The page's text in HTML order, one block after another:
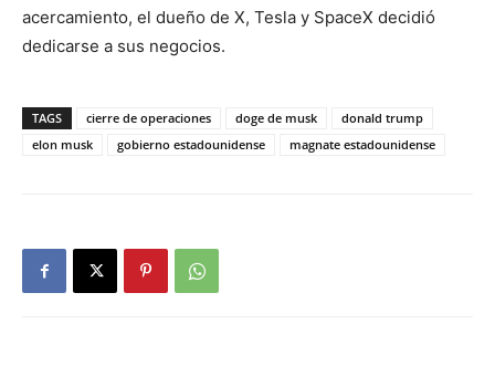
acercamiento, el dueño de X, Tesla y SpaceX decidió
dedicarse a sus negocios.
TAGS cierre de operaciones doge de musk
donald trump
elon musk
gobierno estadounidense magnate estadounidense